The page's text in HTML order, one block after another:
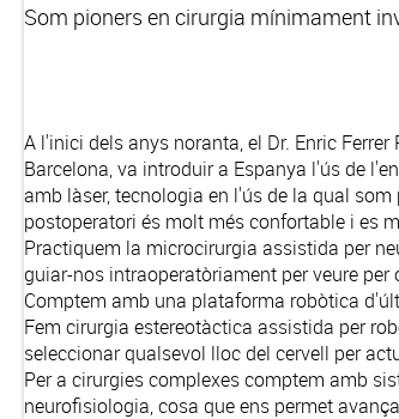
Som pioners en cirurgia mínimament
A l'inici dels anys noranta, el Dr. Enric
Barcelona, va introduir a Espanya l'ús de
amb làser, tecnologia en l'ús de la qual
postoperatori és molt més confortable i es
Practiquem la microcirurgia assistida per
guiar-nos intraoperatòriament per veure per
Comptem amb una plataforma robòtica
Fem cirurgia estereotàctica assistida per
seleccionar qualsevol lloc del cervell per
Per a cirurgies complexes comptem amb
neurofisiologia, cosa que ens permet